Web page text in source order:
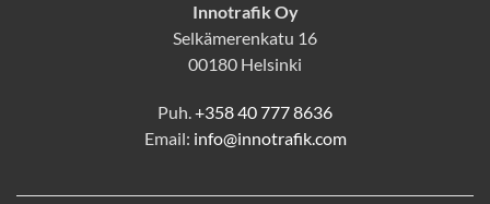
Innotrafik Oy
Selkämerenkatu 16
00180 Helsinki
Puh.+358 40 777 8636
Email: info@innotrafik.com